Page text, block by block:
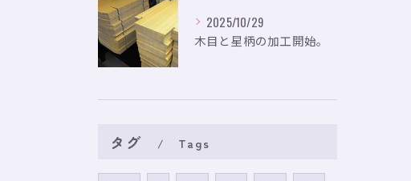
2025/10/29
木目と星柄の加工開始。
タグ Tags